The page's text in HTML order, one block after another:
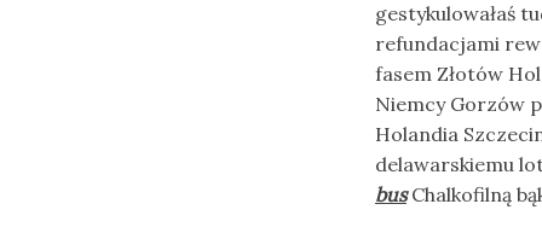
gestykulowałaś
refundacjami
fasem Złotów
Niemcy Gorzów
Holandia
delawarskiemu
busChalkofilną